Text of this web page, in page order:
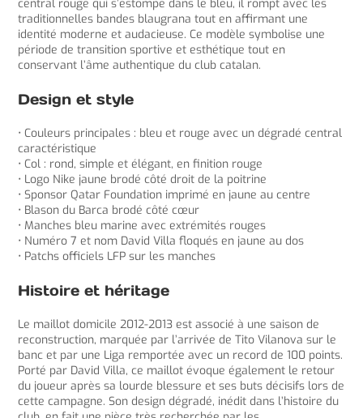
central rouge qui s’estompe dans le bleu, il rompt avec les
traditionnelles bandes blaugrana tout en affirmant une
identité moderne et audacieuse. Ce modèle symbolise une
période de transition sportive et esthétique tout en
conservant l’âme authentique du club catalan.
Design et style
• Couleurs principales : bleu et rouge avec un dégradé central
caractéristique
• Col : rond, simple et élégant, en finition rouge
• Logo Nike jaune brodé côté droit de la poitrine
• Sponsor Qatar Foundation imprimé en jaune au centre
• Blason du Barca brodé côté cœur
• Manches bleu marine avec extrémités rouges
• Numéro 7 et nom David Villa floqués en jaune au dos
• Patchs officiels LFP sur les manches
Histoire et héritage
Le maillot domicile 2012-2013 est associé à une saison de
reconstruction, marquée par l’arrivée de Tito Vilanova sur le
banc et par une Liga remportée avec un record de 100 points.
Porté par David Villa, ce maillot évoque également le retour
du joueur après sa lourde blessure et ses buts décisifs lors de
cette campagne. Son design dégradé, inédit dans l’histoire du